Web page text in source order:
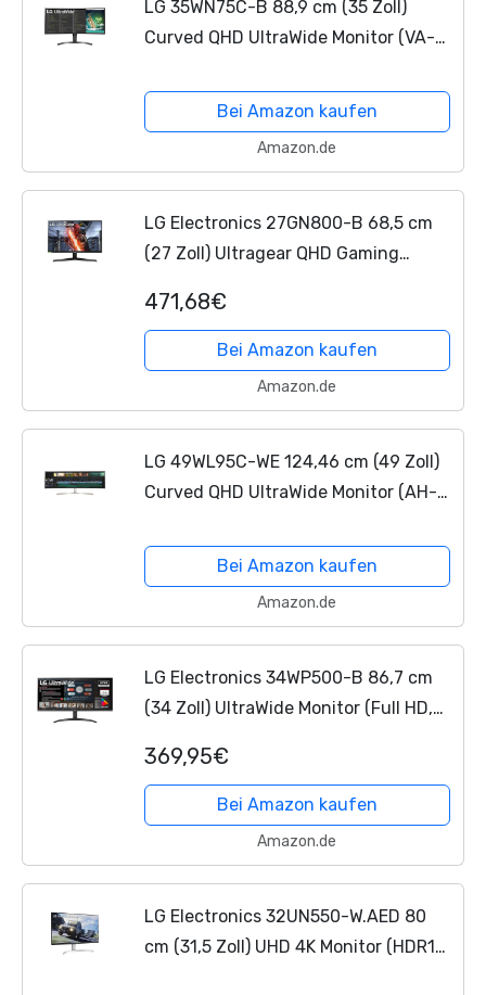
LG 35WN75C-B 88,9 cm (35 Zoll)
Curved QHD UltraWide Monitor (VA-
schwarz
Bei Amazon kaufen
Amazon.de
LG Electronics 27GN800-B 68,5 cm
(27 Zoll) Ultragear QHD Gaming
GtG), Schwarz, 27"
471,68€
Bei Amazon kaufen
Amazon.de
LG 49WL95C-WE 124,46 cm (49 Zoll)
Curved QHD UltraWide Monitor (AH-
schwarz weiß
Bei Amazon kaufen
Amazon.de
LG Electronics 34WP500-B 86,7 cm
(34 Zoll) UltraWide Monitor (Full HD,
369,95€
Bei Amazon kaufen
Amazon.de
LG Electronics 32UN550-W.AED 80
cm (31,5 Zoll) UHD 4K Monitor (HDR10,